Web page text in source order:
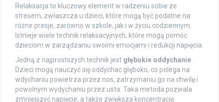
Relaksacja to kluczowy element w radzeniu sobie ze
stresem, zwłaszcza u dzieci, które mogą być podatne na
różne presje, zarówno w szkole, jak i w życiu codziennym.
Istnieje wiele technik relaksacyjnych, które mogą pomóc
dzieciom w zarządzaniu swoimi emocjami i redukcji napięcia.
Jedną z najprostszych technik jest głębokie oddychanie.
Dzieci mogą nauczyć się oddychać głęboko, co polega na
wdychaniu powietrza przez nos, zatrzymaniu go na chwilę i
powolnym wydychaniu przez usta. Taka metoda pozwala
zmniejszyć napięcie, a także zwiększa koncentrację.